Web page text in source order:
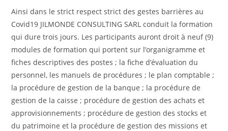
Ainsi dans le strict respect strict des gestes barrières au
Covid19 JILMONDE CONSULTING SARL conduit la formation
qui dure trois jours. Les participants auront droit à neuf (9)
modules de formation qui portent sur l’organigramme et
fiches descriptives des postes ; la fiche d’évaluation du
personnel, les manuels de procédures ; le plan comptable ;
la procédure de gestion de la banque ; la procédure de
gestion de la caisse ; procédure de gestion des achats et
approvisionnements ; procédure de gestion des stocks et
du patrimoine et la procédure de gestion des missions et